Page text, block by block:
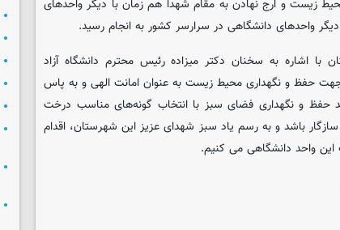
زیست و ارج نهادن به مقام شهدا هم زمان با دیگر واحدهای
واحدهای دانشگاهی در سرارسر کشور به انجام رسید.
با اشاره به سخنان دکتر میزاده رئیس محترم دانشگاه آزاد
حفظ و نگهداری محیط زیست به عنوان امانت الهی و به پاس
حفظ و نگهداری فضای سبز با انتخاب گونه‌های مناسب درخت
باشد و به رسم یاد سبز شهدای عزیز این شهرستان، اقدام